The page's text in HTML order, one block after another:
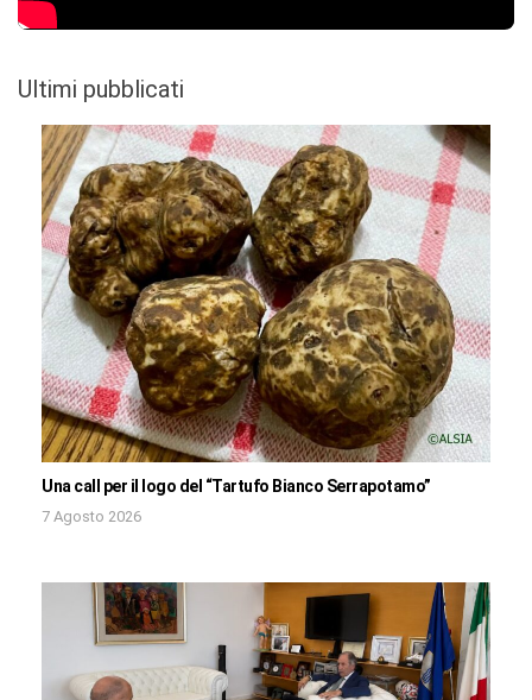
Ultimi pubblicati
Una call per il logo del “Tartufo Bianco Serrapotamo”
7 Agosto 2026